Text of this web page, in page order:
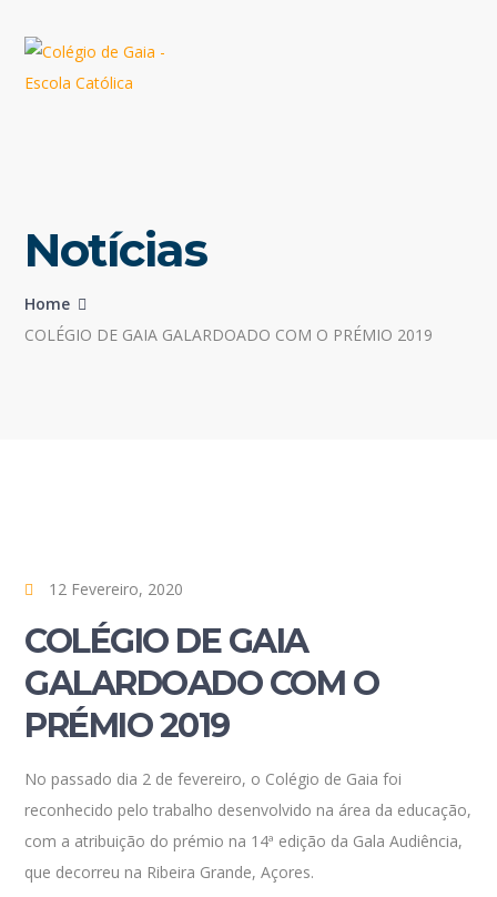
Notícias
Home
COLÉGIO DE GAIA GALARDOADO COM O PRÉMIO 2019
12 Fevereiro, 2020
COLÉGIO DE GAIA
GALARDOADO COM O
PRÉMIO 2019
No passado dia 2 de fevereiro, o Colégio de Gaia foi
reconhecido pelo trabalho desenvolvido na área da educação,
com a atribuição do prémio na 14ª edição da Gala Audiência,
que decorreu na Ribeira Grande, Açores.